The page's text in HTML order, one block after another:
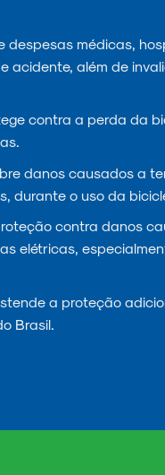
despesas médicas,
acidente, além de
contra a perda da
danos causados a
durante o uso da
contra danos
elétricas,
a proteção
Brasil.